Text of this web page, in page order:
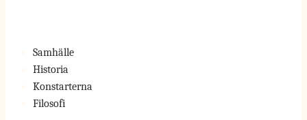
Samhälle
Historia
Konstarterna
Filosofi